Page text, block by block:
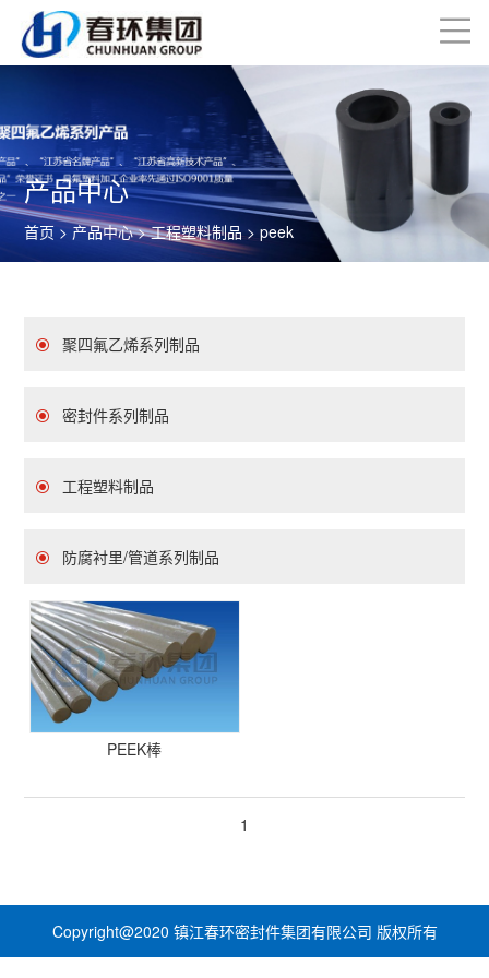
产品中心
首页 > 产品中心>工程塑料制品> peek
聚四氟乙烯系列制品
密封件系列制品
工程塑料制品
防腐衬里/管道系列制品
PEEK棒
1
Copyright@2020 镇江春环密封件集团有限公司 版权所有